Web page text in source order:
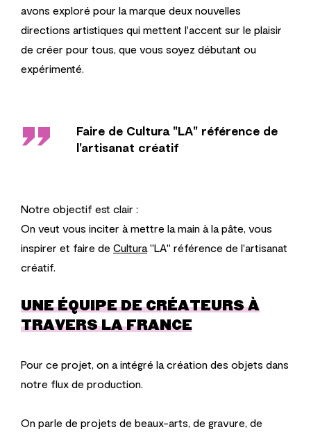
avons exploré pour la marque deux nouvelles
directions artistiques qui mettent l'accent sur le plaisir
de créer pour tous, que vous soyez débutant ou
expérimenté.
''
Faire de Cultura "LA" référence de
l'artisanat créatif
Notre objectif est clair :
On veut vous inciter à mettre la main à la pâte, vous
inspirer et faire de Cultura"LA" référence de l'artisanat
créatif.
UNE ÉQUIPE DE CRÉATEURS À
TRAVERS LA FRANCE
Pour ce projet, on a intégré la création des objets dans
notre flux de production.
On parle de projets de beaux-arts, de gravure, de